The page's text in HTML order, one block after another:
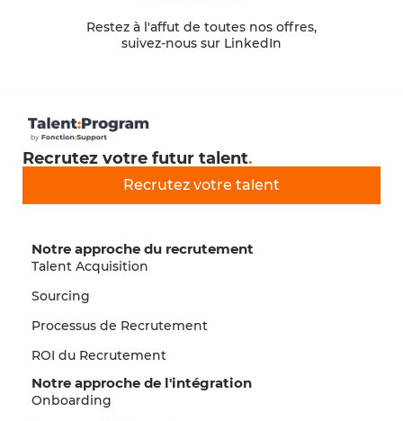
Restez à l'affut de toutes nos offres,
suivez-nous sur LinkedIn
Recrutez votre futur talent.
Recrutez votre talent
Notre approche du recrutement
Talent Acquisition
Sourcing
Processus de Recrutement
ROI du Recrutement
Notre approche de l'intégration
Onboarding